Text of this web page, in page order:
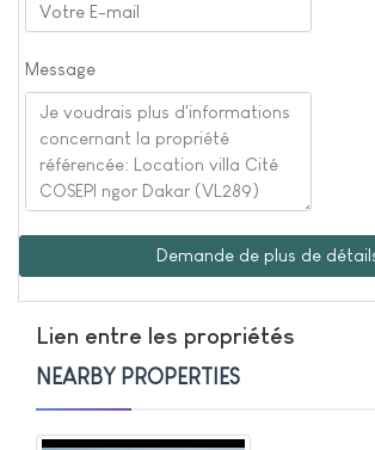
Message
Demande de plus de
Lien entre les propriétés
NEARBY PROPERTIES